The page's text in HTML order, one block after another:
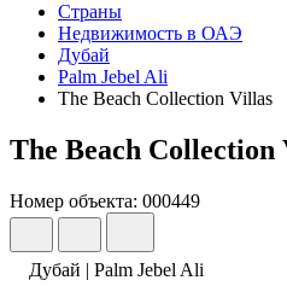
Страны
Недвижимость в ОАЭ
Дубай
Palm Jebel Ali
The Beach Collection Villas
The Beach Collection
Номер объекта: 000449
Дубай | Palm Jebel Ali